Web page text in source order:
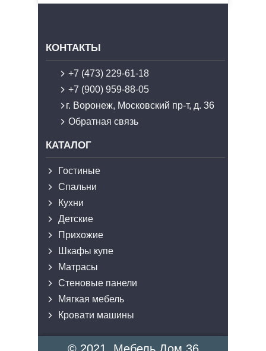
КОНТАКТЫ
+7 (473) 229-61-18
+7 (900) 959-88-05
г. Воронеж, Московский пр-т, д. 36
Обратная связь
КАТАЛОГ
Гостиные
Спальни
Кухни
Детские
Прихожие
Шкафы купе
Матрасы
Стеновые панели
Мягкая мебель
Кровати машины